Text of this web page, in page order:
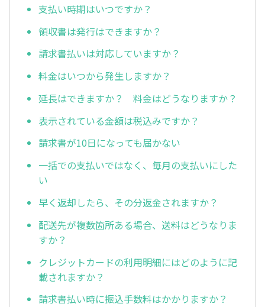
支払い時期はいつですか？
領収書は発行はできますか？
請求書払いは対応していますか？
料金はいつから発生しますか？
延長はできますか？ 料金はどうなりますか？
表示されている金額は税込みですか？
請求書が10日になっても届かない
一括での支払いではなく、毎月の支払いにした
い
早く返却したら、その分返金されますか？
配送先が複数箇所ある場合、送料はどうなりま
すか？
クレジットカードの利用明細にはどのように記
載されますか？
請求書払い時に振込手数料はかかりますか？